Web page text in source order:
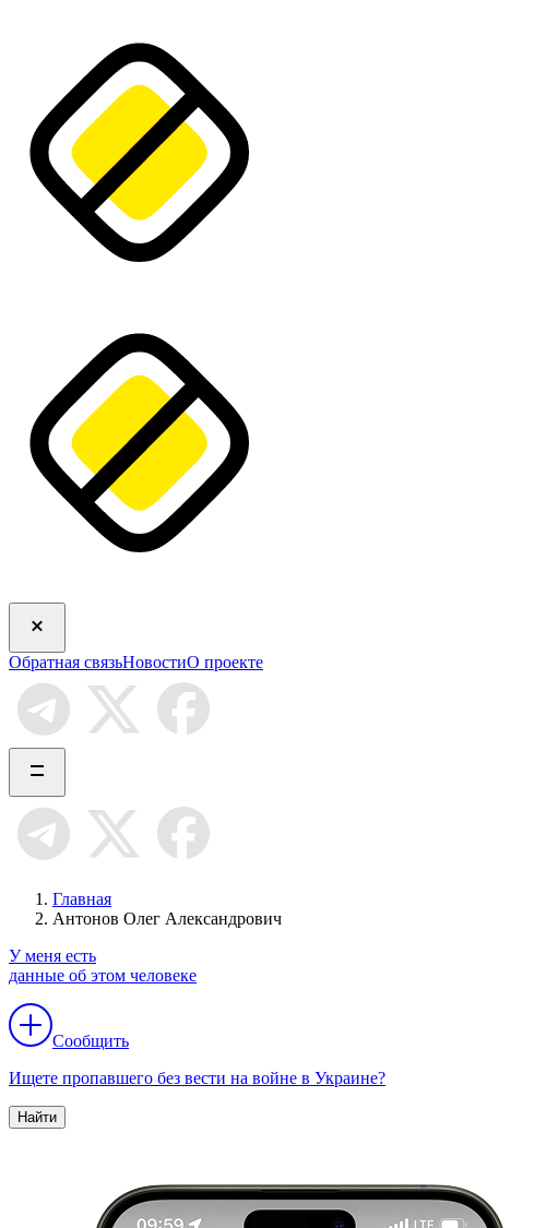
Обратная связьНовостиО проекте
Главная
Антонов Олег Александрович
У меня есть
данные об этом человеке
Сообщить
Ищете пропавшего без вести на войне в Украине?
Найти